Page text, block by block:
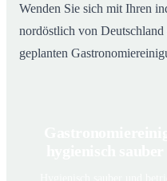
Wenden Sie sich mit Ihren
nordöstlich von
geplanten